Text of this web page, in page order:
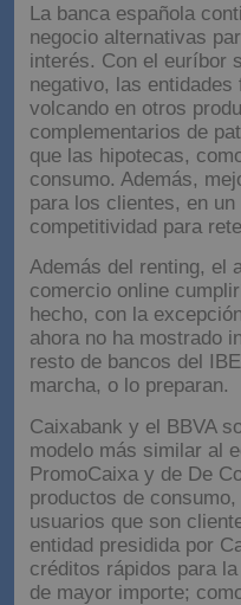
La banca española
negocio alternativas
interés. Con el euríbor
negativo, las
volcando en otros
complementarios de
que las hipotecas,
consumo. Además,
para los clientes, en
competitividad para
Además del renting, el
comercio online
hecho, con la
ahora no ha mostrado
resto de bancos del
marcha, o lo preparan.
Caixabank y el BBVA
modelo más similar al
PromoCaixa y de De
productos de
usuarios que son
entidad presidida por
créditos rápidos para
de mayor importe;